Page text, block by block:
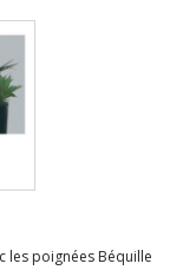
les poignées Béquille